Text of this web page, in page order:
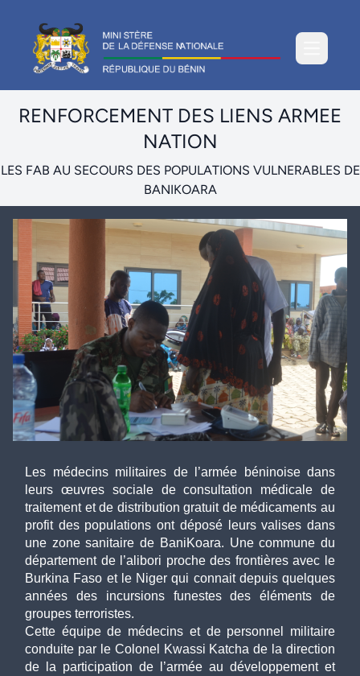
RENFORCEMENT DES LIENS ARMEE
NATION
LES FAB AU SECOURS DES POPULATIONS VULNERABLES DE
BANIKOARA
Les médecins militaires de l’armée béninoise dans
leurs œuvres sociale de consultation médicale de
traitement et de distribution gratuit de médicaments au
profit des populations ont déposé leurs valises dans
une zone sanitaire de BaniKoara. Une commune du
département de l’alibori proche des frontières avec le
Burkina Faso et le Niger qui connait depuis quelques
années des incursions funestes des éléments de
groupes terroristes.
Cette équipe de médecins et de personnel militaire
conduite par le Colonel Kwassi Katcha de la direction
de la participation de l’armée au développement et